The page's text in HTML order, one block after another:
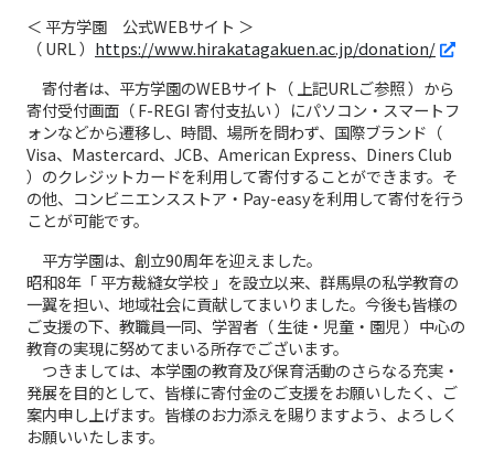
＜ 平方学園 公式WEBサイト ＞
（ URL ） https://www.hirakatagakuen.ac.jp/donation/
寄付者は、平方学園のWEBサイト（ 上記URLご参照 ）から
寄付受付画面（ F-REGI 寄付支払い ）にパソコン・スマートフ
ォンなどから遷移し、時間、場所を問わず、国際ブランド（
Visa、Mastercard、JCB、American Express、Diners Club
）のクレジットカードを利用して寄付することができます。そ
の他、コンビニエンスストア・Pay-easyを利用して寄付を行う
ことが可能です。
平方学園は、創立90周年を迎えました。
昭和8年「 平方裁縫女学校 」を設立以来、群馬県の私学教育の
一翼を担い、地域社会に貢献してまいりました。今後も皆様の
ご支援の下、教職員一同、学習者（ 生徒・児童・園児 ）中心の
教育の実現に努めてまいる所存でございます。
つきましては、本学園の教育及び保育活動のさらなる充実・
発展を目的として、皆様に寄付金のご支援をお願いしたく、ご
案内申し上げます。皆様のお力添えを賜りますよう、よろしく
お願いいたします。